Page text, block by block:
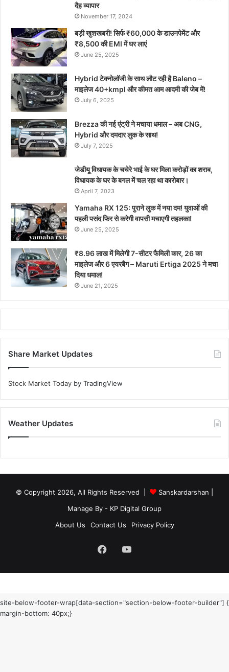
दैह व्यापार
November 17, 2024
बड़ी खुशखबरी! सिर्फ ₹60,000 के डाउनपेमेंट और
₹8,500 की EMI में घर लाएं
June 25, 2025
Hybrid टेक्नोलॉजी के साथ लौट रही है Baleno –
माइलेज 40+kmpl और कीमत आम आदमी की जेब में!
July 6, 2025
Brezza की नई एंट्री ने मचाया धमाल – अब CNG,
Hybrid और दमदार लुक के साथ!
July 7, 2025
जेडीयू विधायक के चचेरे भाई के घर मिला करोड़ों का शराब,
विधायक के घर के बगल में चल रहा था कारोबार।
April 7, 2023
Yamaha RX 125: पुराने लुक में नया दम! युवाओं की
पहली पसंद फिर से करेगी वापसी मचाएगी तहलका!
June 25, 2025
₹8.96 लाख में मिलेगी 7-सीटर फैमिली कार, 26 का
माइलेज और 6 एयरबैग – Maruti Ertiga 2025 ने मचा
दिया धमाल!
June 21, 2025
Share Market Updates
Stock Market Today by TradingView
Weather Updates
© Copyright 2026, All Rights Reserved | Sanskardarshan
Manage By - KP Digital Group
About Us
Contact Us Privacy Policy
FacebookYouTube
site-below-footer-wrap[data-section="section-below-footer-builder"] {
margin-bottom: 40px;}